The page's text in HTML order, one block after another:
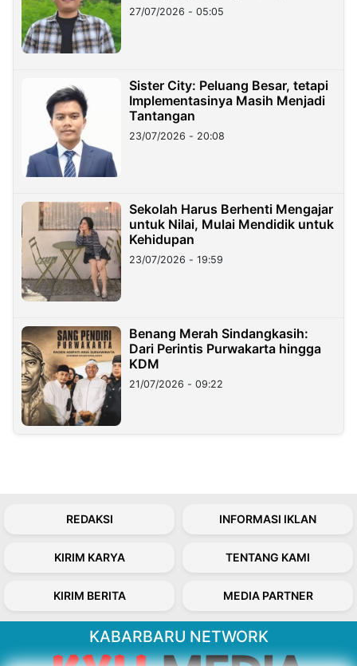
27/07/2026 - 05:05
Sister City: Peluang Besar, tetapi
Implementasinya Masih Menjadi
Tantangan
23/07/2026 - 20:08
Sekolah Harus Berhenti Mengajar
untuk Nilai, Mulai Mendidik untuk
Kehidupan
23/07/2026 - 19:59
Benang Merah Sindangkasih:
Dari Perintis Purwakarta hingga
KDM
21/07/2026 - 09:22
REDAKSI INFORMASI IKLAN
KIRIM KARYA TENTANG KAMI
KIRIM BERITA MEDIA PARTNER
KABARBARU NETWORK